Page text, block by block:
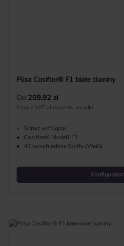
Plisa Cosiflor® F1 białe tkaniny
Cena regularna:
Od 209,92 zł
Ceny z VAT plus koszty wysyłki
•
Sofort verfügbar
•
Cosiflor® Modell F1
•
41 verschiedene Stoffe (Weiß)
Konfigurator